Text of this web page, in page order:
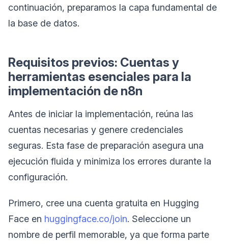
continuación, preparamos la capa fundamental de
la base de datos.
Requisitos previos: Cuentas y
herramientas esenciales para la
implementación de n8n
Antes de iniciar la implementación, reúna las
cuentas necesarias y genere credenciales
seguras. Esta fase de preparación asegura una
ejecución fluida y minimiza los errores durante la
configuración.
Primero, cree una cuenta gratuita en Hugging
Face en huggingface.co/join. Seleccione un
nombre de perfil memorable, ya que forma parte